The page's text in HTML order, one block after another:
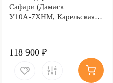
Сафари (Дамаск
У10А-7ХНМ, Карельская
118 900 ₽